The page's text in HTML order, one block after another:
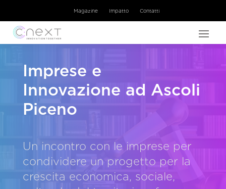
Magazine Impatto Contatti
Imprese e
Innovazione ad Ascoli
Piceno
Un incontro con le imprese per
condividere un progetto per la
crescita economica, sociale,